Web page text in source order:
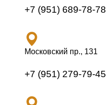
+7 (951) 689-78-78
Московский пр., 131
+7 (951) 279-79-45